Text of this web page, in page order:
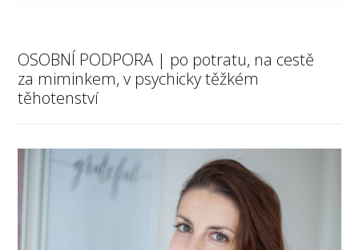
OSOBNÍ PODPORA | po potratu, na cestě
za miminkem, v psychicky těžkém
těhotenství